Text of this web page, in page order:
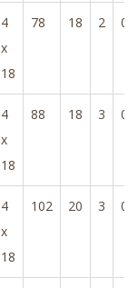
4
x
18
78 18 2
4
x
18
88 18 3
4
x
18
102 20 3